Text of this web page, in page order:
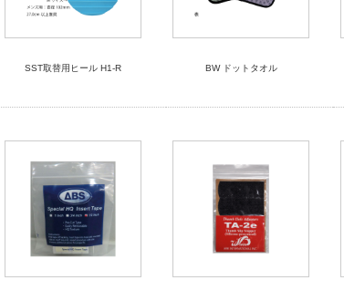
SST取替用ヒール H1-R BW ドットタオル